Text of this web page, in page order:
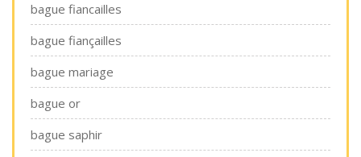
bague fiancailles
bague fiançailles
bague mariage
bague or
bague saphir